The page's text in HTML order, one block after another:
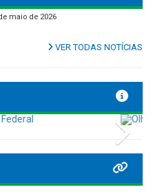
maio de 2026
VER TODAS NOTÍCIAS